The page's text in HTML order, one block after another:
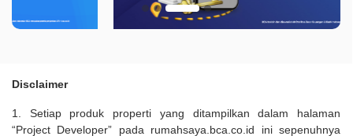
Disclaimer
1. Setiap produk properti yang ditampilkan dalam halaman
“Project Developer” pada rumahsaya.bca.co.id ini sepenuhnya